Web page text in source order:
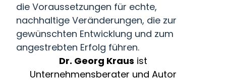
die Voraussetzungen für echte,
nachhaltige Veränderungen, die zur
gewünschten Entwicklung und zum
angestrebten Erfolg führen.
Dr. Georg Kraus ist
Unternehmensberater und Autor